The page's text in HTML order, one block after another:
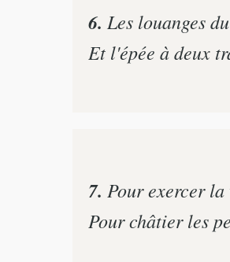
6. Les louanges
Et l'épée à deux
7. Pour exercer la
Pour châtier les